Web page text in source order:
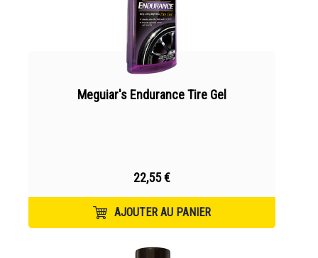
Meguiar's Endurance Tire Gel
22,55 €
AJOUTER AU PANIER